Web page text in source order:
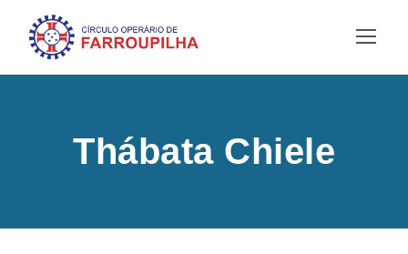
Thábata Chiele